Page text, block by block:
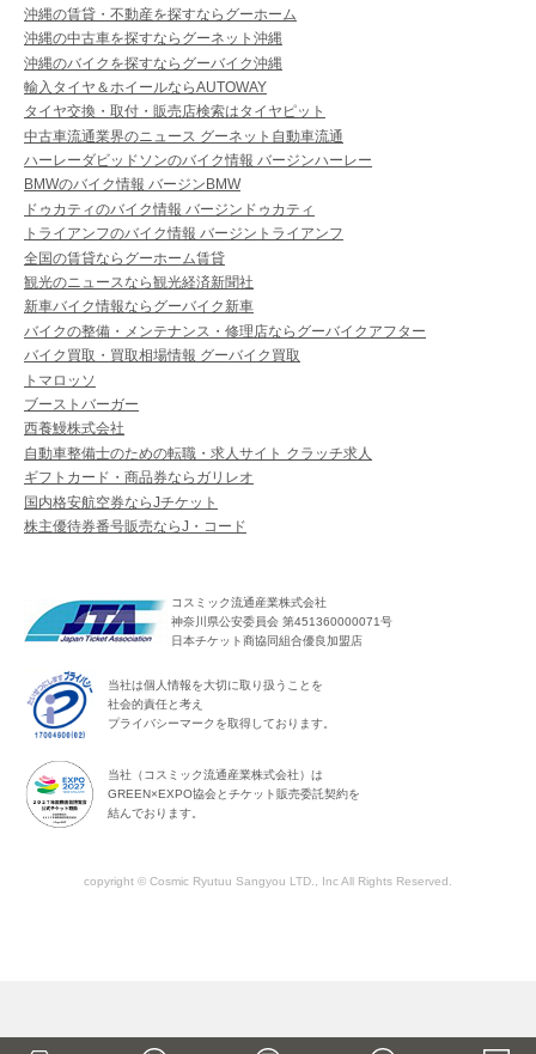
沖縄の賃貸・不動産を探すならグーホーム
沖縄の中古車を探すならグーネット沖縄
沖縄のバイクを探すならグーバイク沖縄
輸入タイヤ＆ホイールならAUTOWAY
タイヤ交換・取付・販売店検索はタイヤピット
中古車流通業界のニュース グーネット自動車流通
ハーレーダビッドソンのバイク情報 バージンハーレー
BMWのバイク情報 バージンBMW
ドゥカティのバイク情報 バージンドゥカティ
トライアンフのバイク情報 バージントライアンフ
全国の賃貸ならグーホーム賃貸
観光のニュースなら観光経済新聞社
新車バイク情報ならグーバイク新車
バイクの整備・メンテナンス・修理店ならグーバイクアフター
バイク買取・買取相場情報 グーバイク買取
トマロッソ
ブーストバーガー
西養鰻株式会社
自動車整備士のための転職・求人サイト クラッチ求人
ギフトカード・商品券ならガリレオ
国内格安航空券ならJチケット
株主優待券番号販売ならJ・コード
コスミック流通産業株式会社
神奈川県公安委員会 第451360000071号
日本チケット商協同組合優良加盟店
当社は個人情報を大切に取り扱うことを
社会的責任と考え
プライバシーマークを取得しております。
当社（コスミック流通産業株式会社）は
GREEN×EXPO協会とチケット販売委託契約を
結んでおります。
copyright © Cosmic Ryutuu Sangyou LTD., Inc All Rights Reserved.